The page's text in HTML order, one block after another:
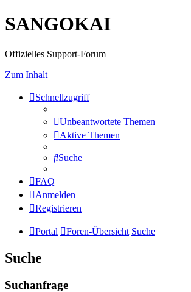
SANGOKAI
Offizielles Support-Forum
Zum Inhalt
Schnellzugriff
Unbeantwortete Themen
Aktive Themen
Suche
FAQ
Anmelden
Registrieren
Portal Foren-Übersicht Suche
Suche
Suchanfrage